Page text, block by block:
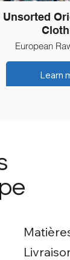
Unsorted
European
Learn